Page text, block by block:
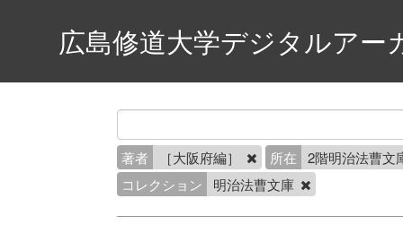
広島修道大学デジタルアー
著者 ［大阪府編］ 所在
2階明治法曹文
コレクション
明治法曹文庫